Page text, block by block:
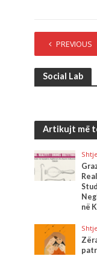
PREVIOUS
1 2
Social Lab
Artikujt më
në